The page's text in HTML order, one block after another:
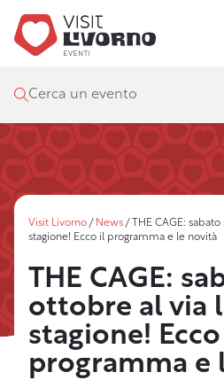
Cerca un evento
Visit Livorno / News /
THE CAGE:
stagione! Ecco il programma e le novità
THE CAGE:
ottobre al via
stagione!
programma e